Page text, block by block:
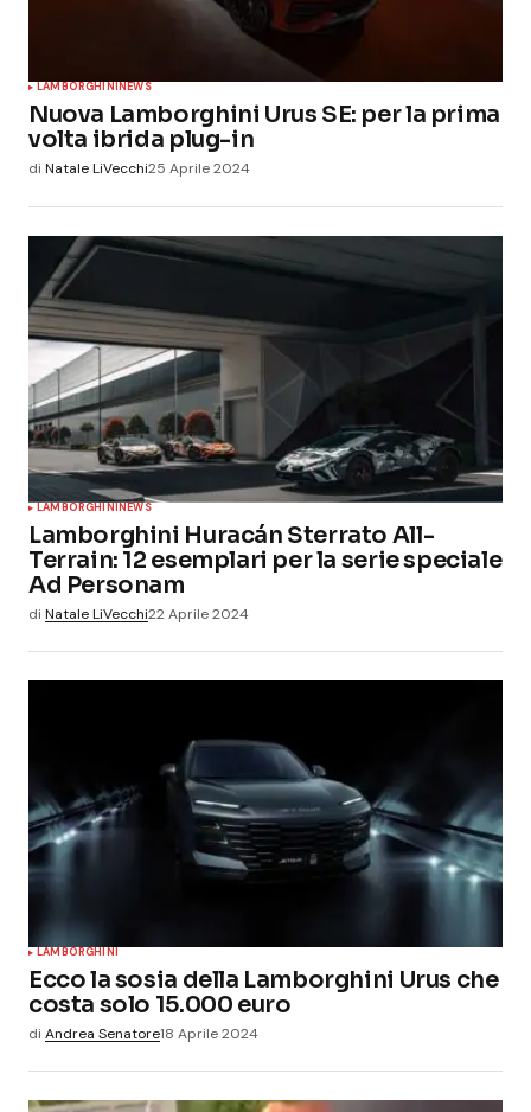
LAMBORGHININEWS
Nuova Lamborghini Urus SE: per la prima
volta ibrida plug-in
di Natale LiVecchi25 Aprile 2024
LAMBORGHININEWS
Lamborghini Huracán Sterrato All-
Terrain: 12 esemplari per la serie speciale
Ad Personam
di Natale LiVecchi22 Aprile 2024
LAMBORGHINI
Ecco la sosia della Lamborghini Urus che
costa solo 15.000 euro
di Andrea Senatore18 Aprile 2024